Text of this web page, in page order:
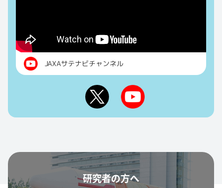
JAXAサテナビチャンネル
研究者の方へ